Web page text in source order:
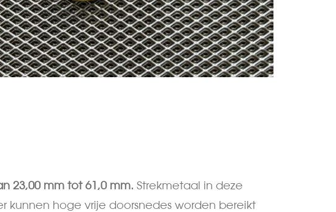
23,00 mm tot 61,0 mm. Strekmetaal in deze
kunnen hoge vrije doorsnedes worden bereikt